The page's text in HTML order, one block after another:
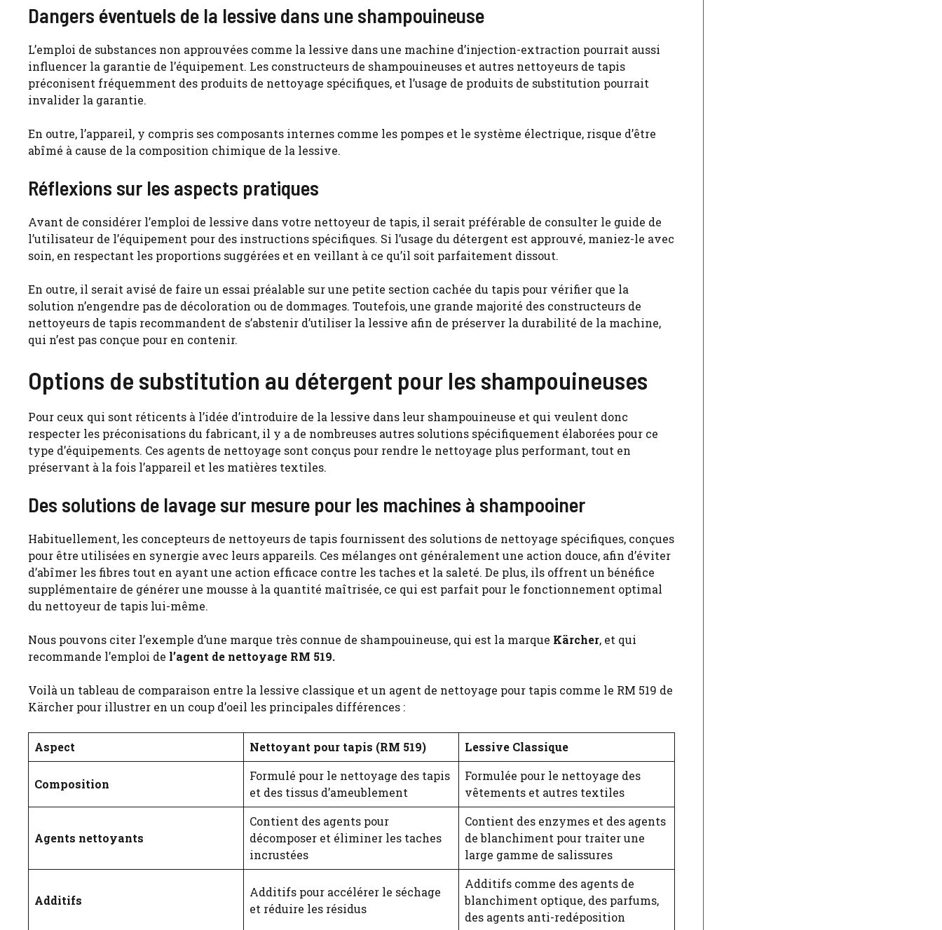
Dangers éventuels de la lessive dans une shampouineuse
L’emploi de substances non approuvées comme la lessive dans une machine d’injection-extraction pourrait aussi
influencer la garantie de l’équipement. Les constructeurs de shampouineuses et autres nettoyeurs de tapis
préconisent fréquemment des produits de nettoyage spécifiques, et l’usage de produits de substitution pourrait
invalider la garantie.
En outre, l’appareil, y compris ses composants internes comme les pompes et le système électrique, risque d’être
abîmé à cause de la composition chimique de la lessive.
Réflexions sur les aspects pratiques
Avant de considérer l’emploi de lessive dans votre nettoyeur de tapis, il serait préférable de consulter le guide de
l’utilisateur de l’équipement pour des instructions spécifiques. Si l’usage du détergent est approuvé, maniez-le avec
soin, en respectant les proportions suggérées et en veillant à ce qu’il soit parfaitement dissout.
En outre, il serait avisé de faire un essai préalable sur une petite section cachée du tapis pour vérifier que la
solution n’engendre pas de décoloration ou de dommages. Toutefois, une grande majorité des constructeurs de
nettoyeurs de tapis recommandent de s’abstenir d’utiliser la lessive afin de préserver la durabilité de la machine,
qui n’est pas conçue pour en contenir.
Options de substitution au détergent pour les shampouineuses
Pour ceux qui sont réticents à l’idée d’introduire de la lessive dans leur shampouineuse et qui veulent donc
respecter les préconisations du fabricant, il y a de nombreuses autres solutions spécifiquement élaborées pour ce
type d’équipements. Ces agents de nettoyage sont conçus pour rendre le nettoyage plus performant, tout en
préservant à la fois l’appareil et les matières textiles.
Des solutions de lavage sur mesure pour les machines à shampooiner
Habituellement, les concepteurs de nettoyeurs de tapis fournissent des solutions de nettoyage spécifiques, conçues
pour être utilisées en synergie avec leurs appareils. Ces mélanges ont généralement une action douce, afin d’éviter
d’abîmer les fibres tout en ayant une action efficace contre les taches et la saleté. De plus, ils offrent un bénéfice
supplémentaire de générer une mousse à la quantité maîtrisée, ce qui est parfait pour le fonctionnement optimal
du nettoyeur de tapis lui-même.
Nous pouvons citer l’exemple d’une marque très connue de shampouineuse, qui est la marque Kärcher, et qui
recommande l’emploi de l’agent de nettoyage RM 519.
Voilà un tableau de comparaison entre la lessive classique et un agent de nettoyage pour tapis comme le RM 519 de
Kärcher pour illustrer en un coup d’oeil les principales différences :
Aspect Nettoyant pour tapis (RM 519) Lessive Classique
Composition
Formulé pour le nettoyage des tapis
et des tissus d’ameublement
Formulée pour le nettoyage des
vêtements et autres textiles
Agents nettoyants
Contient des agents pour
décomposer et éliminer les taches
incrustées
Contient des enzymes et des agents
de blanchiment pour traiter une
large gamme de salissures
Additifs
Additifs pour accélérer le séchage
et réduire les résidus
Additifs comme des agents de
blanchiment optique, des parfums,
des agents anti-redéposition